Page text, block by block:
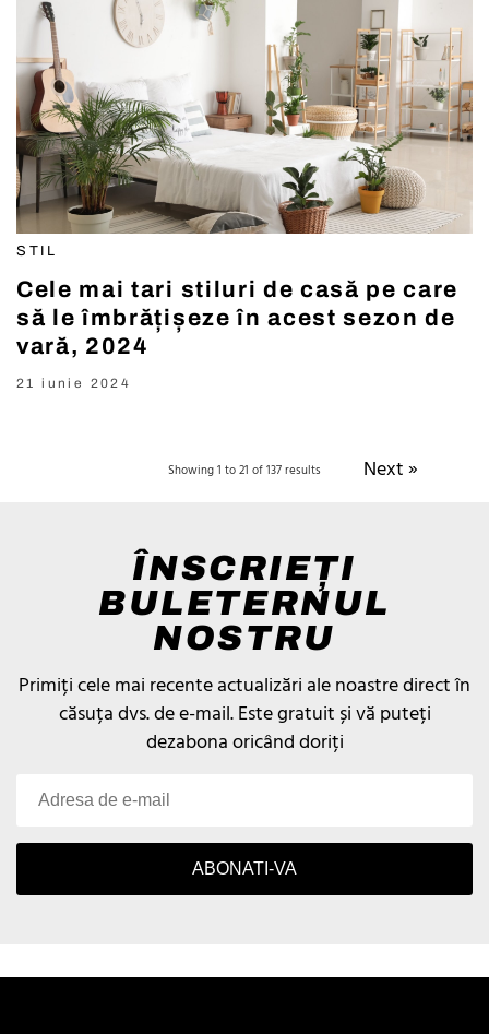
STIL
Cele mai tari stiluri de casă pe care
să le îmbrățișeze în acest sezon de
vară, 2024
21 iunie 2024
Showing 1 to 21 of 137 results Next »
ÎNSCRIEȚI
BULETERNUL
NOSTRU
Primiți cele mai recente actualizări ale noastre direct în
căsuța dvs. de e-mail.Este gratuit și vă puteți
dezabona oricând doriți
ABONATI-VA